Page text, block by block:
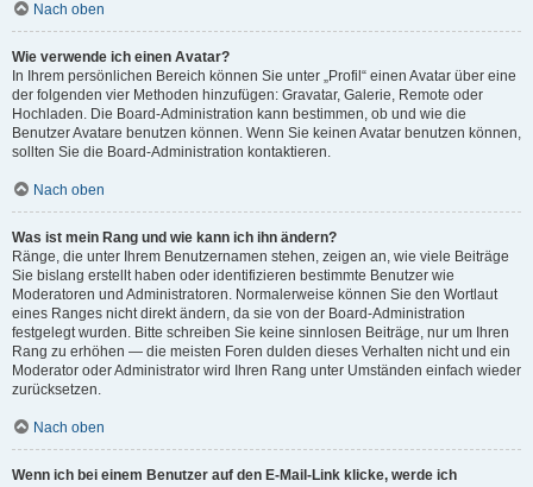
Nach oben
Wie verwende ich einen Avatar?
In Ihrem persönlichen Bereich können Sie unter „Profil“ einen Avatar über eine
der folgenden vier Methoden hinzufügen: Gravatar, Galerie, Remote oder
Hochladen. Die Board-Administration kann bestimmen, ob und wie die
Benutzer Avatare benutzen können. Wenn Sie keinen Avatar benutzen können,
sollten Sie die Board-Administration kontaktieren.
Nach oben
Was ist mein Rang und wie kann ich ihn ändern?
Ränge, die unter Ihrem Benutzernamen stehen, zeigen an, wie viele Beiträge
Sie bislang erstellt haben oder identifizieren bestimmte Benutzer wie
Moderatoren und Administratoren. Normalerweise können Sie den Wortlaut
eines Ranges nicht direkt ändern, da sie von der Board-Administration
festgelegt wurden. Bitte schreiben Sie keine sinnlosen Beiträge, nur um Ihren
Rang zu erhöhen — die meisten Foren dulden dieses Verhalten nicht und ein
Moderator oder Administrator wird Ihren Rang unter Umständen einfach wieder
zurücksetzen.
Nach oben
Wenn ich bei einem Benutzer auf den E-Mail-Link klicke, werde ich